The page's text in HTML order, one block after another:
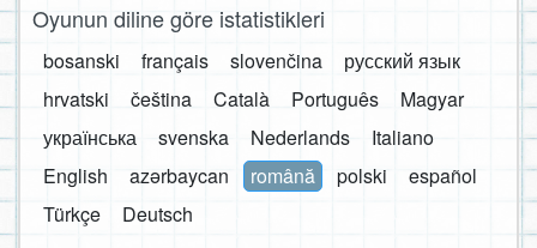
Oyunun diline göre istatistikleri
bosanski français slovenčina
русский язык
hrvatski
čeština Català Português
Magyar
українська
svenska Nederlands
Italiano
English
azərbaycan română polski
español
Türkçe
Deutsch